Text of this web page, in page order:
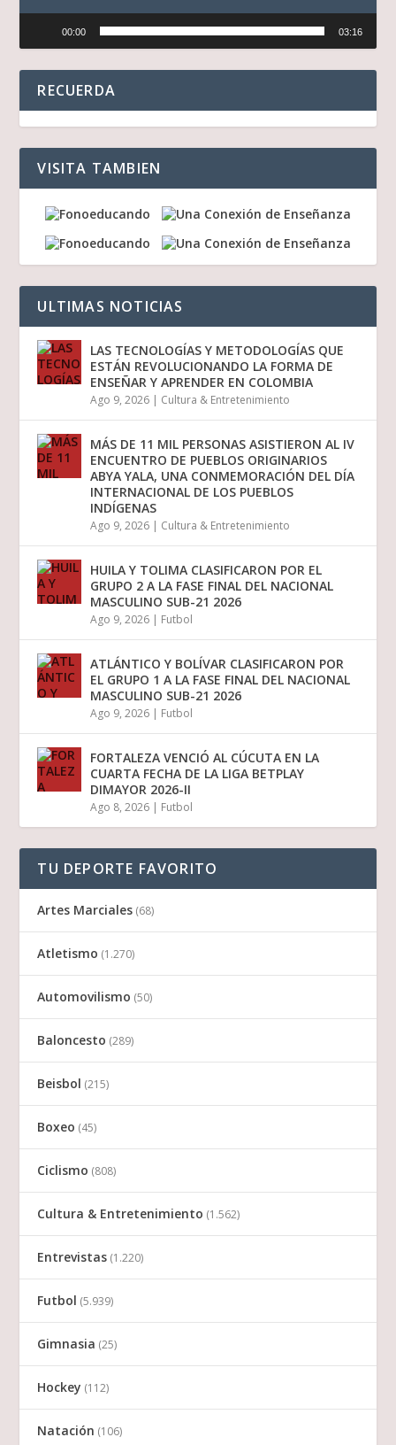
audio
00:00 03:16
RECUERDA
VISITA TAMBIEN
ULTIMAS NOTICIAS
LAS TECNOLOGÍAS Y METODOLOGÍAS QUE
ESTÁN REVOLUCIONANDO LA FORMA DE
ENSEÑAR Y APRENDER EN COLOMBIA
Ago 9, 2026 | Cultura & Entretenimiento
MÁS DE 11 MIL PERSONAS ASISTIERON AL IV
ENCUENTRO DE PUEBLOS ORIGINARIOS
ABYA YALA, UNA CONMEMORACIÓN DEL DÍA
INTERNACIONAL DE LOS PUEBLOS
INDÍGENAS
Ago 9, 2026 | Cultura & Entretenimiento
HUILA Y TOLIMA CLASIFICARON POR EL
GRUPO 2 A LA FASE FINAL DEL NACIONAL
MASCULINO SUB-21 2026
Ago 9, 2026 | Futbol
ATLÁNTICO Y BOLÍVAR CLASIFICARON POR
EL GRUPO 1 A LA FASE FINAL DEL NACIONAL
MASCULINO SUB-21 2026
Ago 9, 2026 | Futbol
FORTALEZA VENCIÓ AL CÚCUTA EN LA
CUARTA FECHA DE LA LIGA BETPLAY
DIMAYOR 2026-II
Ago 8, 2026 | Futbol
TU DEPORTE FAVORITO
Artes Marciales (68)
Atletismo (1.270)
Automovilismo (50)
Baloncesto (289)
Beisbol (215)
Boxeo (45)
Ciclismo (808)
Cultura & Entretenimiento (1.562)
Entrevistas (1.220)
Futbol (5.939)
Gimnasia (25)
Hockey (112)
Natación (106)